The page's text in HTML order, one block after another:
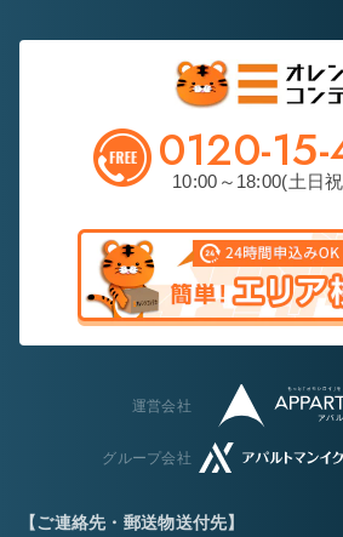
0120-
10:00～18:00(土日
運営会社
グループ会社
【ご連絡先・郵送物送付先】